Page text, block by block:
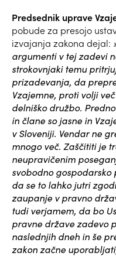
Predsednik uprave
pobude za presojo
izvajanja zakona dejal:
argumenti v tej zadevi
strokovnjaki temu
prizadevanja, da
Vzajemne, proti volji
delniško družbo.
in člane so jasne in
v Sloveniji. Vendar ne
mnogo več. Zaščititi je
neupravičenim
svobodno gospodarsko
da se to lahko jutri
zaupanje v pravno
tudi verjamem, da bo
pravne države zadevo
naslednjih dneh in še
zakon začne